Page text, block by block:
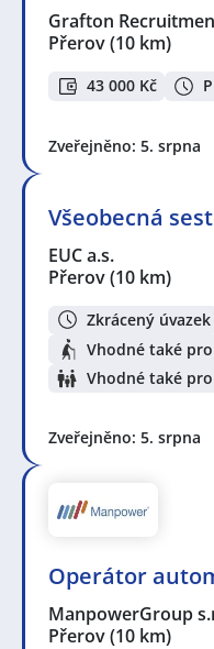
Grafton
Přerov(10 km)
43 000 Kč
Zveřejněno: 5. srpna
Všeobecná
EUC a.s.
Přerov(10 km)
Zkrácený úvazek
Vhodné také
Vhodné také
Zveřejněno: 5. srpna
Operátor
ManpowerGroup
Přerov(10 km)